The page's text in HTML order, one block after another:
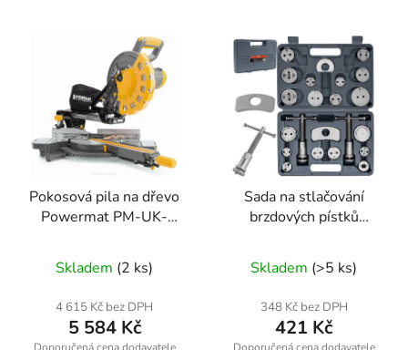
Pokosová pila na dřevo
Powermat PM-UK-
Skladem (2 ks)
4 615 Kč bez DPH
5 584 Kč
Sada na stlačování
brzdových pístků
22T, 22 ks
Skladem (>5 ks)
348 Kč bez DPH
421 Kč